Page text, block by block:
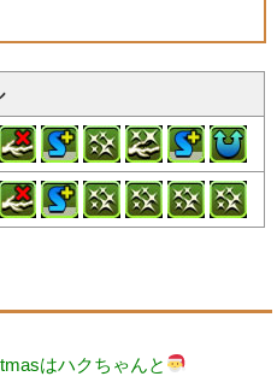
はハクちゃんと